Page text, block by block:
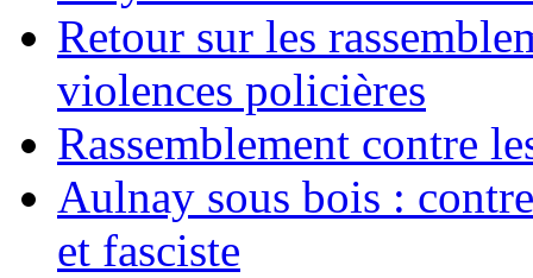
Retour sur les
violences policières
Rassemblement contre
Aulnay sous bois :
et fasciste